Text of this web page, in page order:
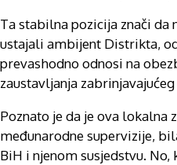
Ta stabilna pozicija znači
ustajali ambijent Distrikta,
prevashodno odnosi na
zaustavljanja
Poznato je da je ova lokalna
međunarodne supervizije,
BiH i njenom susjedstvu.